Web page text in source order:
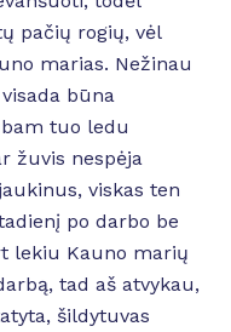
pačių rogių, vėl
marias. Nežinau
būna
tuo ledu
žuvis nespėja
viskas ten
po darbo be
lekiu Kauno marių
tad aš atvykau,
šildytuvas